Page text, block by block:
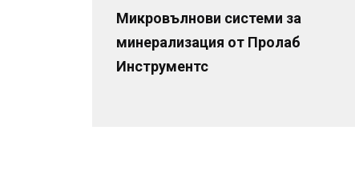
Микровълнови системи за
минерализация от Пролаб
Инструментс